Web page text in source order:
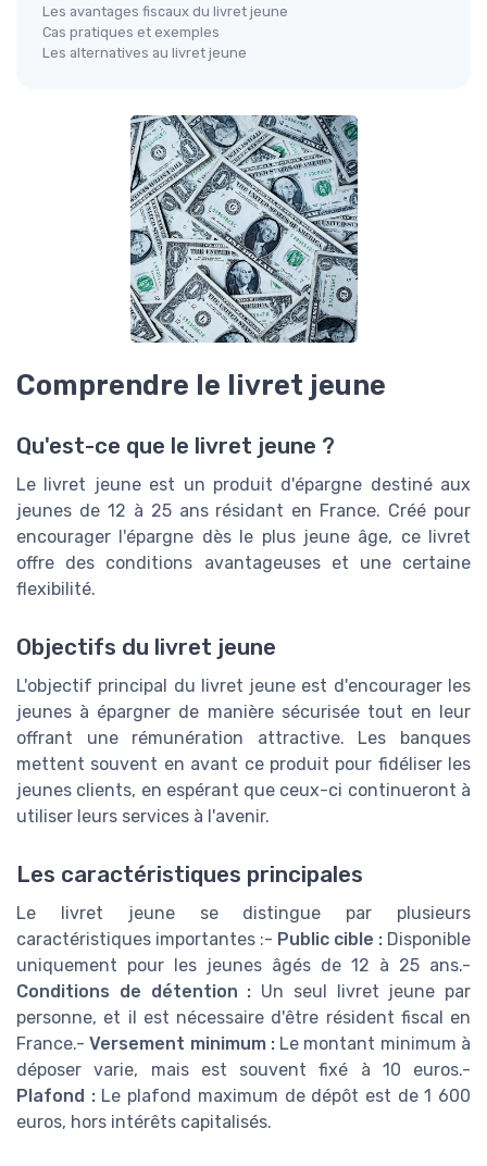
Les avantages fiscaux du livret jeune
Cas pratiques et exemples
Les alternatives au livret jeune
Comprendre le livret jeune
Qu'est-ce que le livret jeune ?
Le livret jeune est un produit d'épargne destiné aux
jeunes de 12 à 25 ans résidant en France. Créé pour
encourager l'épargne dès le plus jeune âge, ce livret
offre des conditions avantageuses et une certaine
flexibilité.
Objectifs du livret jeune
L'objectif principal du livret jeune est d'encourager les
jeunes à épargner de manière sécurisée tout en leur
offrant une rémunération attractive. Les banques
mettent souvent en avant ce produit pour fidéliser les
jeunes clients, en espérant que ceux-ci continueront à
utiliser leurs services à l'avenir.
Les caractéristiques principales
Le livret jeune se distingue par plusieurs
caractéristiques importantes :- Public cible : Disponible
uniquement pour les jeunes âgés de 12 à 25 ans.-
Conditions de détention : Un seul livret jeune par
personne, et il est nécessaire d'être résident fiscal en
France.-Versement minimum :Le montant minimum à
déposer varie, mais est souvent fixé à 10 euros.-
Plafond :Le plafond maximum de dépôt est de 1 600
euros, hors intérêts capitalisés.